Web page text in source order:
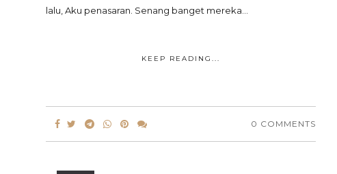
lalu, Aku penasaran. Senang banget mereka...
KEEP READING...
0 COMMENTS